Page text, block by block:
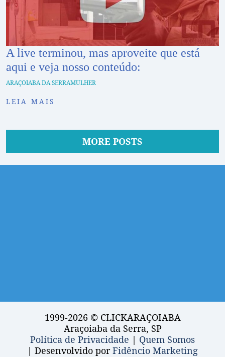
A live terminou, mas aproveite que está
aqui e veja nosso conteúdo:
ARAÇOIABA DA SERRAMULHER
LEIA MAIS
MORE POSTS
1999-2026 © CLICKARAÇOIABA
Araçoiaba da Serra, SP
Política de Privacidade | Quem Somos
| Desenvolvido porFidêncio Marketing